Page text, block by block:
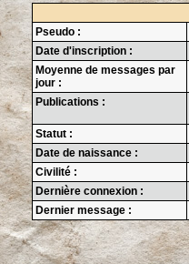
Pseudo :
Date d'inscription :
Moyenne de messages par
jour :
Publications :
Statut :
Date de naissance :
Civilité :
Dernière connexion :
Dernier message :